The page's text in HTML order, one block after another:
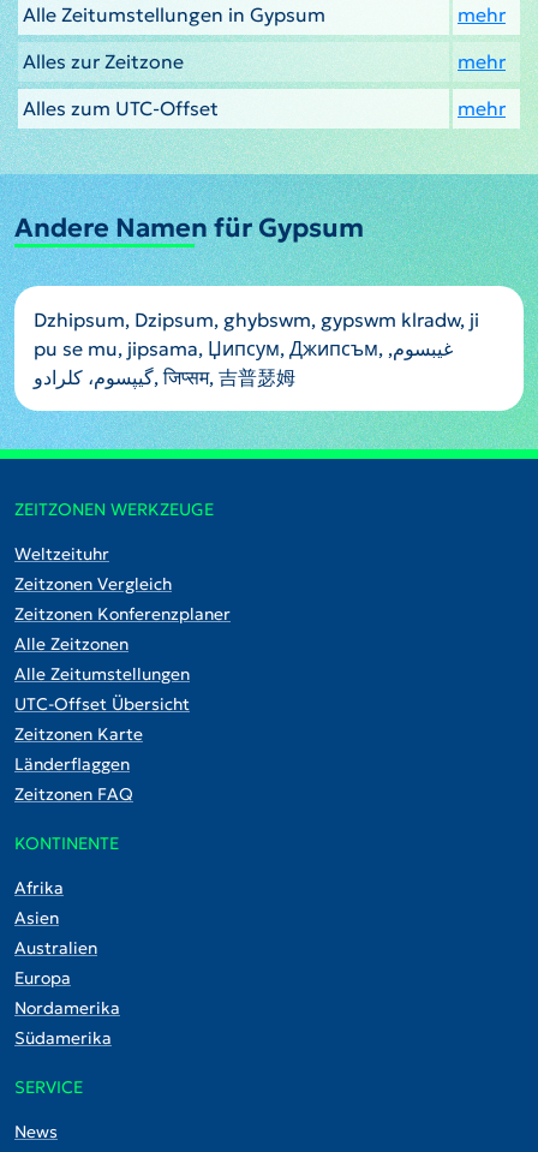
Alle Zeitumstellungen in Gypsum
mehr
Alles zur Zeitzone
mehr
Alles zum UTC-Offset
mehr
Andere Namen für Gypsum
Dzhipsum, Dzipsum, ghybswm, gypswm klradw, ji
pu se mu, jipsama, Џипсум, Джипсъм, غيبسوم,
گیپسوم، کلرادو, जिप्सम, 吉普瑟姆
ZEITZONEN WERKZEUGE
Weltzeituhr
Zeitzonen Vergleich
Zeitzonen Konferenzplaner
Alle Zeitzonen
Alle Zeitumstellungen
UTC-Offset Übersicht
Zeitzonen Karte
Länderflaggen
Zeitzonen FAQ
KONTINENTE
Afrika
Asien
Australien
Europa
Nordamerika
Südamerika
SERVICE
News